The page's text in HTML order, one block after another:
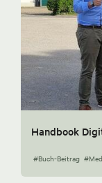
Handbook
#Buch-Beitrag